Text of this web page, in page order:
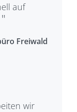
auf
Freiwald
wir